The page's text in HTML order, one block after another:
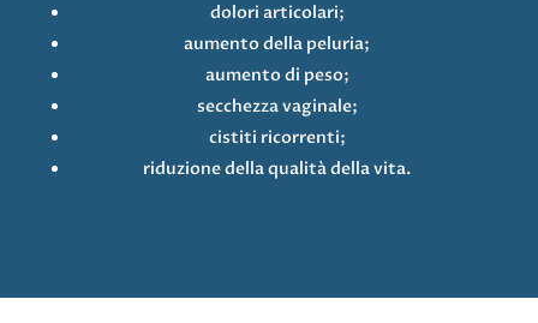
dolori articolari;
aumento della peluria;
aumento di peso;
secchezza vaginale;
cistiti ricorrenti;
riduzione della qualità della vita.